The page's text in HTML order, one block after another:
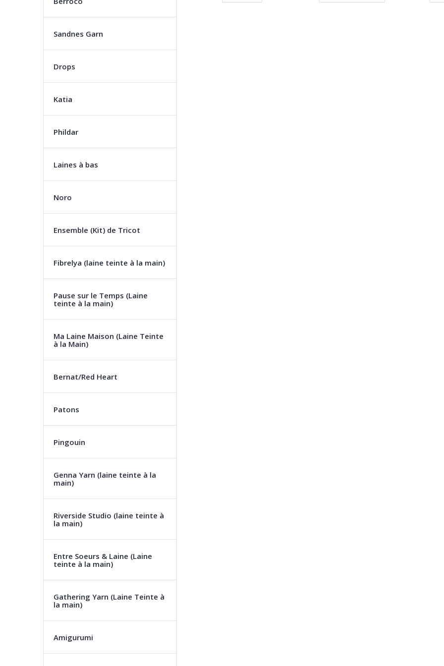
Sandnes Garn
Drops
Katia
Phildar
Laines à bas
Noro
Ensemble (Kit) de Tricot
Fibrelya (laine teinte à la main)
Pause sur le Temps (Laine
teinte à la main)
Ma Laine Maison (Laine Teinte
à la Main)
Bernat/Red Heart
Patons
Pingouin
Genna Yarn (laine teinte à la
main)
Riverside Studio (laine teinte à
la main)
Entre Soeurs & Laine (Laine
teinte à la main)
Gathering Yarn (Laine Teinte à
la main)
Amigurumi